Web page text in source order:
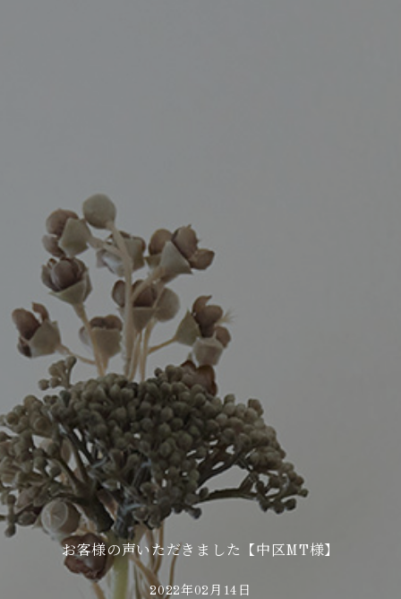
お客様の声いただきました【中区MT様】
2022年02月14日